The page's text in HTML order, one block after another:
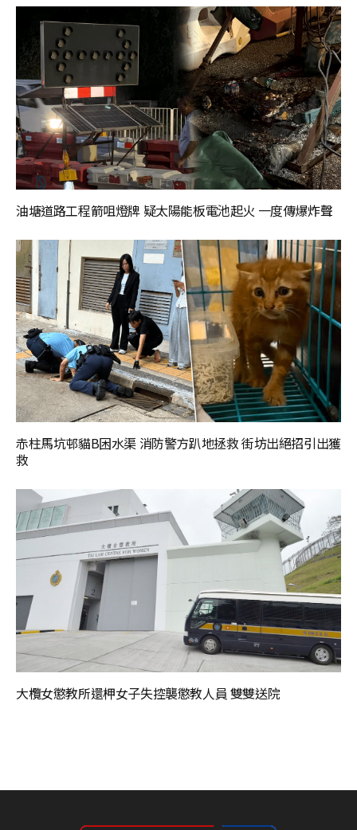
油塘道路工程箭咀燈牌 疑太陽能板電池起火 一度傳爆炸聲
赤柱馬坑邨貓B困水渠 消防警方趴地拯救 街坊出絕招引出獲
救
大欖女懲教所還柙女子失控襲懲教人員 雙雙送院